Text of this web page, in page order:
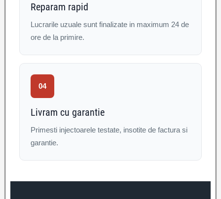
Reparam rapid
Lucrarile uzuale sunt finalizate in maximum 24 de
ore de la primire.
04
Livram cu garantie
Primesti injectoarele testate, insotite de factura si
garantie.